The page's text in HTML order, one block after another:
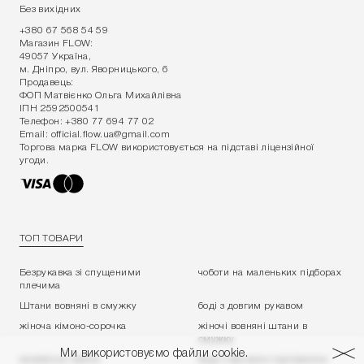
Без вихідних
+380 67 568 54 59
Магазин FLOW:
49057 Україна,
м. Дніпро, вул. Яворницького, 6
Продавець:
ФОП Матвієнко Ольга Михайлівна
ІПН 2592500541
Телефон:+380 77 694 77 02
Email: official.flow.ua@gmail.com
Торгова марка FLOW використовується на підставі ліцензійної
угоди.
ТОП ТОВАРИ
Безрукавка зі спущеними
плечима
чоботи на маленьких підборах
Штани вовняні в смужку боді з довгим рукавом
жіноча кімоно-сорочка
жіночі вовняні штани в
смужку
жокейські чоботи Боді з високою горловиною
Ми використовуємо файли cookie.